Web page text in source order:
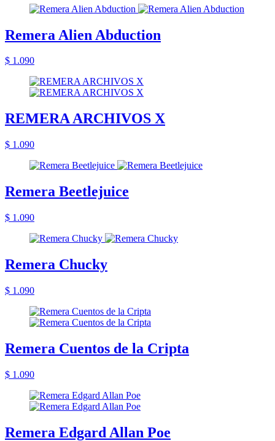
Remera Alien Abduction
$ 1.090
REMERA ARCHIVOS X
$ 1.090
Remera Beetlejuice
$ 1.090
Remera Chucky
$ 1.090
Remera Cuentos de la Cripta
$ 1.090
Remera Edgard Allan Poe